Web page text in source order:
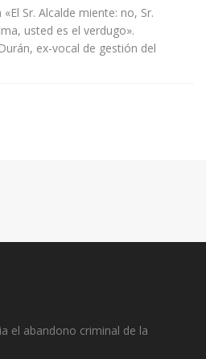
«El Sr. Alcalde miente: no, Sr.
usted es el verdugo».
ex-vocal de gestión del
el abandono criminal de la